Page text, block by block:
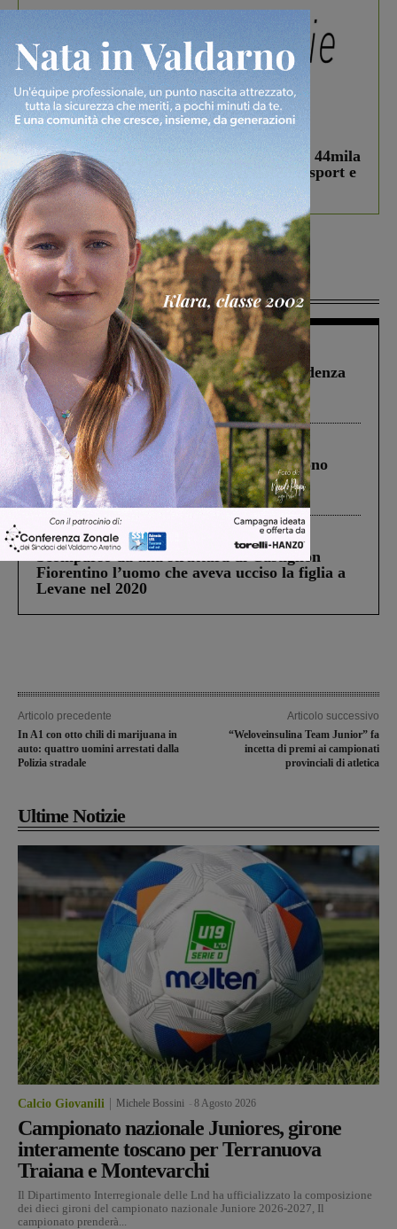
In vetrina 3 Agosto 2026
Estra Notizie agosto: Smart Cities, oltre 44mila
studenti coinvolti, torna il bando per lo sport e
debutta il podcast Estrair
Più lette
Figline Incisa Valdarno 1 Agosto 2026
Piscina di Figline finanziata oltre la scadenza
Pnrr, il gruppo di Fratelli d’Italia: “Un
ringraziamento al Governo”
Cronaca 4 Agosto 2026
Un anno fa la strage in A1 in cui morirono
Gianni, Giulia e Franco. Lo schianto, il
processo, lo stop ai sorpassi fra tir....
Cronaca 3 Agosto 2026
Scomparso da una struttura di Castiglion
Fiorentino l’uomo che aveva ucciso la figlia a
Levane nel 2020
Articolo precedente
In A1 con otto chili di marijuana in
auto: quattro uomini arrestati dalla
Polizia stradale
Articolo successivo
“Weloveinsulina Team Junior” fa
incetta di premi ai campionati
provinciali di atletica
Ultime Notizie
Calcio Giovanili Michele Bossini 8 Agosto 2026
Campionato nazionale Juniores, girone
interamente toscano per Terranuova
Traiana e Montevarchi
Il Dipartimento Interregionale delle Lnd ha ufficializzato la composizione
dei dieci gironi del campionato nazionale Juniore 2026-2027, Il
campionato prenderà...